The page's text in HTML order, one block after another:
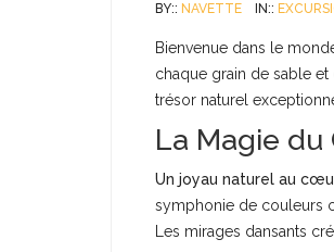
BY:: NAVETTE IN::
Bienvenue dans le
chaque grain de sable et
trésor naturel
La Magie du
Un joyau naturel au
symphonie de couleurs
Les mirages dansants